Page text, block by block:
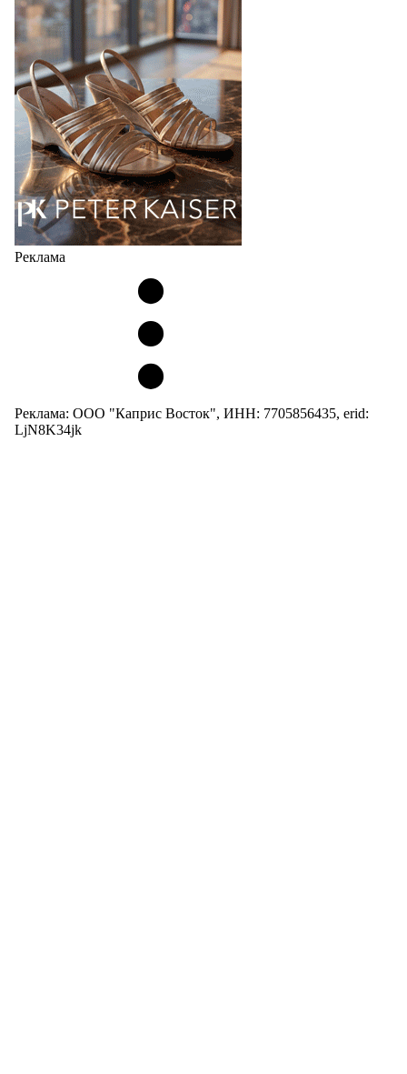
соответствует сегодняшнему тренду на
сникерины (гибридный вариант балеток и
кроссовок обтекаемой формы и с тонкой подошвой).
Но в модели Miu Miu Bubble присутствует еще и…
05.08.2026 2602
Реклама
Реклама: ООО "Каприс Восток", ИНН: 7705856435, erid:
LjN8K34jk